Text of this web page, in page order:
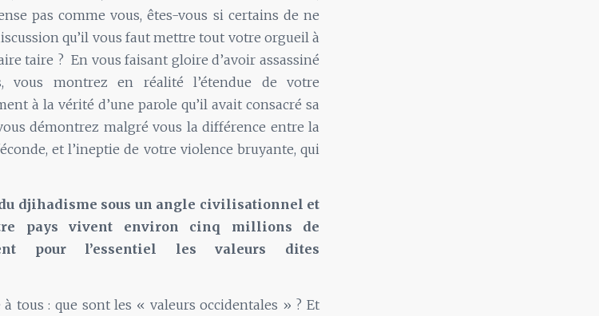
pas comme vous, êtes-vous si certains de ne
qu’il vous faut mettre tout votre orgueil à
taire ? En vous faisant gloire d’avoir assassiné
vous montrez en réalité l’étendue de votre
à la vérité d’une parole qu’il avait consacré sa
démontrez malgré vous la différence entre la
et l’ineptie de votre violence bruyante, qui
djihadisme sous un angle civilisationnel et
pays vivent environ cinq millions de
pour l’essentiel les valeurs dites
tous : que sont les « valeurs occidentales » ? Et